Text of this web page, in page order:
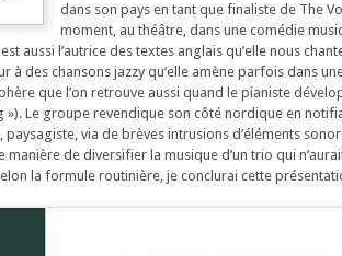
dans son pays en tant que finaliste de The
moment, au théâtre, dans une comédie
aussi l’autrice des textes anglais qu’elle nous
à des chansons jazzy qu’elle amène parfois dans
que l’on retrouve aussi quand le pianiste
»). Le groupe revendique son côté nordique en
via de brèves intrusions d’éléments
manière de diversifier la musique d’un trio qui
la formule routinière, je conclurai cette